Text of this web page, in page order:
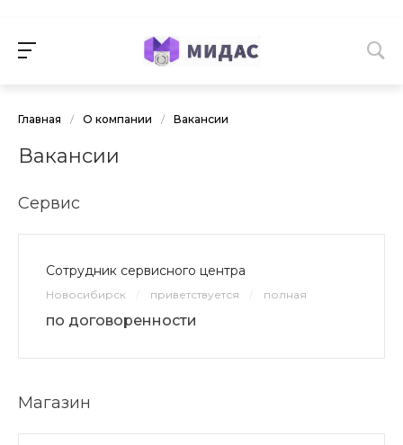
Главная / О компании / Вакансии
Вакансии
Сервис
Сотрудник сервисного центра
Новосибирск приветствуется полная
по договоренности
Магазин